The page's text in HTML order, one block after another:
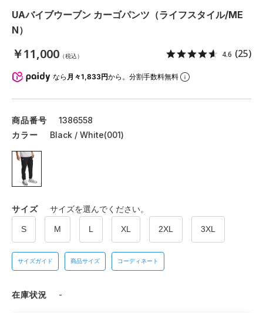
UAバイブウーブン カーゴパンツ（ライフスタイル/ME
N）
￥11,000 （税込） 4.6 (25)
なら 月々1,833円から。分割手数料無料
商品番号
1386558
カラー
Black / White(001)
サイズ サイズを選んでください。
S M L XL 2XL 3XL
サイズガイド 商品サイズ コーディネート
在庫状況 -